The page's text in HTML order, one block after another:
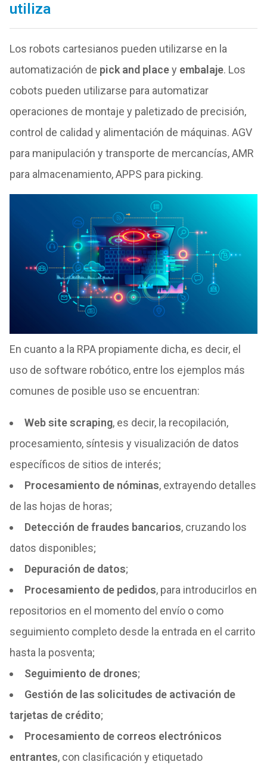
utiliza
Los robots cartesianos pueden utilizarse en la
automatización de pick and placey embalaje. Los
cobots pueden utilizarse para automatizar
operaciones de montaje y paletizado de precisión,
control de calidad y alimentación de máquinas. AGV
para manipulación y transporte de mercancías, AMR
para almacenamiento, APPS para picking.
En cuanto a la RPA propiamente dicha, es decir, el
uso de software robótico, entre los ejemplos más
comunes de posible uso se encuentran:
Web site scraping, es decir, la recopilación,
procesamiento, síntesis y visualización de datos
específicos de sitios de interés;
Procesamiento de nóminas, extrayendo detalles
de las hojas de horas;
Detección de fraudes bancarios, cruzando los
datos disponibles;
Depuración de datos;
Procesamiento de pedidos, para introducirlos en
repositorios en el momento del envío o como
seguimiento completo desde la entrada en el carrito
hasta la posventa;
Seguimiento de drones;
Gestión de las solicitudes de activación de
tarjetas de crédito;
Procesamiento de correos electrónicos
entrantes, con clasificación y etiquetado